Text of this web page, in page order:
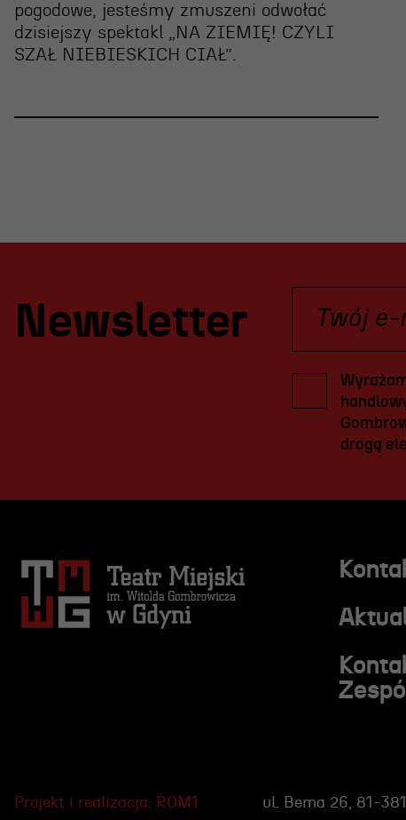
pogodowe, jesteśmy zmuszeni odwołać
dzisiejszy spektakl „NA ZIEMIĘ! CZYLI
SZAŁ NIEBIESKICH CIAŁ”
Newsletter
drogą
Projekt i realizacja: ROM1 ul. Bema 26, 81-